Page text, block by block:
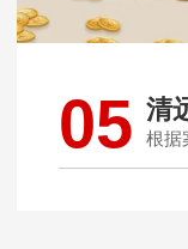
05 清
根据